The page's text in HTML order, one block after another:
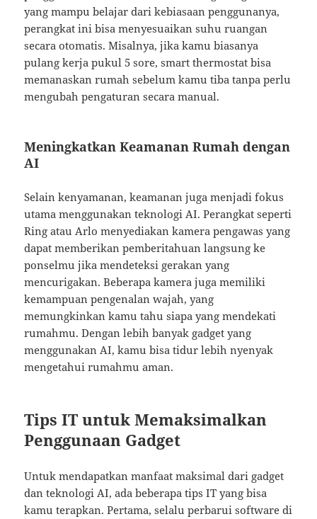
yang mampu belajar dari kebiasaan penggunanya,
perangkat ini bisa menyesuaikan suhu ruangan
secara otomatis. Misalnya, jika kamu biasanya
pulang kerja pukul 5 sore, smart thermostat bisa
memanaskan rumah sebelum kamu tiba tanpa perlu
mengubah pengaturan secara manual.
Meningkatkan Keamanan Rumah dengan
AI
Selain kenyamanan, keamanan juga menjadi fokus
utama menggunakan teknologi AI. Perangkat seperti
Ring atau Arlo menyediakan kamera pengawas yang
dapat memberikan pemberitahuan langsung ke
ponselmu jika mendeteksi gerakan yang
mencurigakan. Beberapa kamera juga memiliki
kemampuan pengenalan wajah, yang
memungkinkan kamu tahu siapa yang mendekati
rumahmu. Dengan lebih banyak gadget yang
menggunakan AI, kamu bisa tidur lebih nyenyak
mengetahui rumahmu aman.
Tips IT untuk Memaksimalkan
Penggunaan Gadget
Untuk mendapatkan manfaat maksimal dari gadget
dan teknologi AI, ada beberapa tips IT yang bisa
kamu terapkan. Pertama, selalu perbarui software di